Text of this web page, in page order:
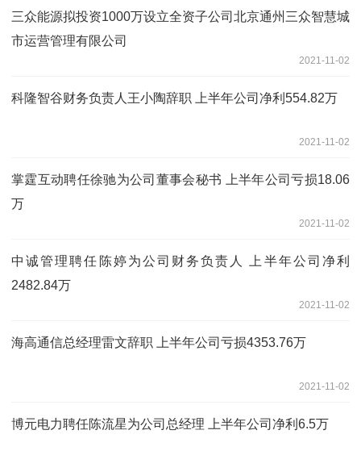
三众能源拟投资1000万设立全资子公司北京通州三众智慧城
市运营管理有限公司
2021-11-02
科隆智谷财务负责人王小陶辞职 上半年公司净利554.82万
2021-11-02
掌霆互动聘任徐驰为公司董事会秘书 上半年公司亏损18.06
万
2021-11-02
中诚管理聘任陈婷为公司财务负责人 上半年公司净利
2482.84万
2021-11-02
海高通信总经理雷文辞职 上半年公司亏损4353.76万
2021-11-02
博元电力聘任陈流星为公司总经理 上半年公司净利6.5万